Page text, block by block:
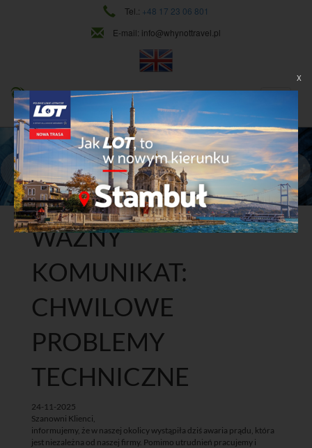
Tel.: +48 17 23 06 801
E-mail: info@whynottravel.pl
NAJWYŻSZY POZIOM USŁUG
CIĄGŁY ROZWÓJ
Dowiedz się więcej
WAŻNY
KOMUNIKAT:
CHWILOWE
PROBLEMY
TECHNICZNE
24-11-2025
Szanowni Klienci,
informujemy, że w naszej okolicy wystąpiła dziś awaria prądu, która
jest niezależna od naszej firmy. Pomimo utrudnień pracujemy i
X